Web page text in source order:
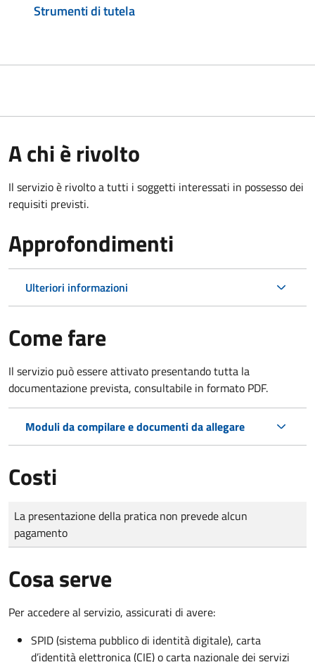
Strumenti di tutela
A chi è rivolto
Il servizio è rivolto a tutti i soggetti interessati in possesso dei
requisiti previsti.
Approfondimenti
Ulteriori informazioni
Come fare
Il servizio può essere attivato presentando tutta la
documentazione prevista, consultabile in formato PDF.
Moduli da compilare e documenti da allegare
Costi
Tipo di pagamento
Importo
La presentazione della pratica non prevede alcun
pagamento
Cosa serve
Per accedere al servizio, assicurati di avere:
SPID (sistema pubblico di identità digitale), carta
d’identità elettronica (CIE) o carta nazionale dei servizi